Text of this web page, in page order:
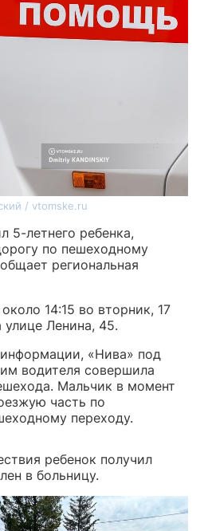
/ vtomske.ru
5-летнего ребенка,
по пешеходному
региональная
14:15 во вторник, 17
Ленина, 45.
«Нива» под
водителя совершила
Мальчик в момент
часть по
переходу.
ребенок получил
в больницу.